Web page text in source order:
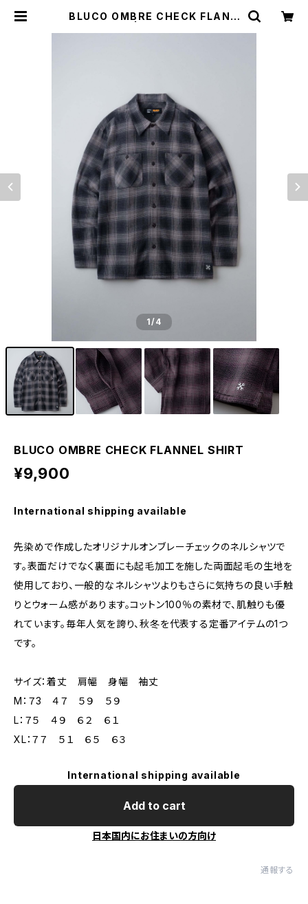
BLUCO OMBRE CHECK FLANN
1/4
BLUCO OMBRE CHECK FLANNEL SHIRT
¥9,900
International shipping available
先染めで作成したオリジナルオンブレーチェックのネルシャツで
す。表面だけでなく裏面にも起毛加工を施した両面起毛の生地を
使用しており、一般的なネルシャツよりもさらに気持ちの良い手触
りとウォーム感があります。コットン100％の素材で、肌触りも優
れています。毎年人気を誇り、秋冬を代表する定番アイテムの1つ
です。
サイズ：着丈 肩幅 身幅 袖丈
M：７3 ４７ ５９ ５９
L：７５ ４９ ６２ ６１
XL：７７ ５１ ６５ ６３
International shipping available
Add to cart
日本国内にお住まいの方向け
通報する